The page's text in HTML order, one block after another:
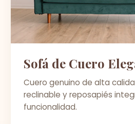
Sofá de Cuero
Cuero genuino de alta
reclinable y reposapiés
funcionalidad.